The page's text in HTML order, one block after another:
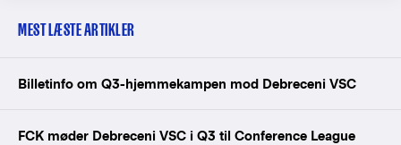
MEST LÆSTE ARTIKLER
Billetinfo om Q3-hjemmekampen mod Debreceni VSC
FCK møder Debreceni VSC i Q3 til Conference League